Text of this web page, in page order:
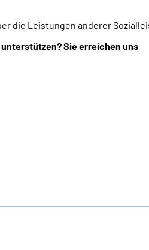
die Leistungen anderer
Sie erreichen uns